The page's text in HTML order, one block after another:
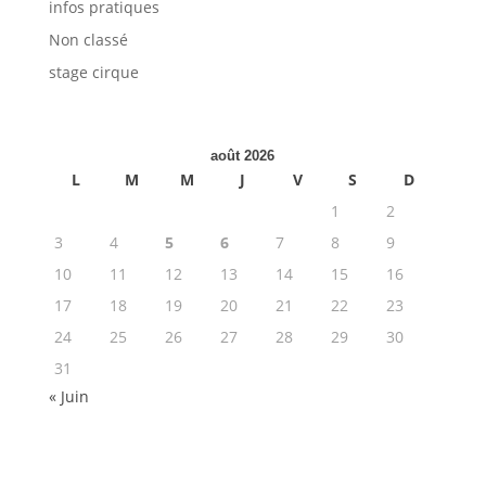
infos pratiques
Non classé
stage cirque
août 2026
L M M J V S
D
1
2
3
4 5 6 7 8
9
10
11 12 13 14 15
16
17
18 19 20 21 22
23
24
25 26 27 28 29
30
31
« Juin